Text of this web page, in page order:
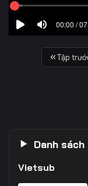
00:00 /
Tập
Danh
Vietsub